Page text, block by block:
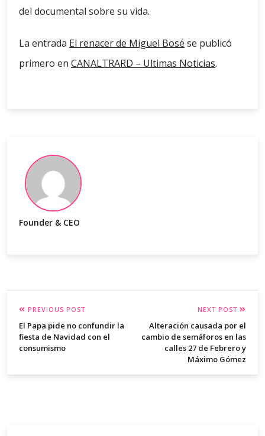
del documental sobre su vida.
La entrada El renacer de Miguel Bosé se publicó
primero en CANALTRARD – Ultimas Noticias.
Founder & CEO
PREVIOUS POST
El Papa pide no confundir la
fiesta de Navidad con el
consumismo
NEXT POST
Alteración causada por el
cambio de semáforos en las
calles 27 de Febrero y
Máximo Gómez